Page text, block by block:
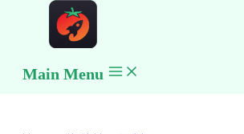
Main Menu